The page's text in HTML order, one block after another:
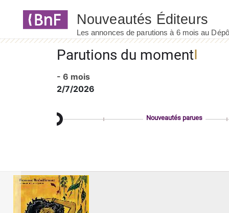
Parutions du moment
- 6 mois
2/7/2026
Nouveautés parues